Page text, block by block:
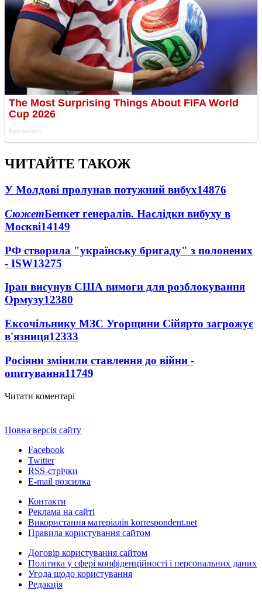
ЧИТАЙТЕ ТАКОЖ
У Молдові пролунав потужний вибух14876
СюжетБенкет генералів. Наслідки вибуху в
Москві14149
РФ створила "українську бригаду" з полонених
- ISW13275
Іран висунув США вимоги для розблокування
Ормузу12380
Ексочільнику МЗС Угорщини Сійярто загрожує
в'язниця12333
Росіяни змінили ставлення до війни -
опитування11749
Читати коментарі
Повна версія сайту
Facebook
Twitter
RSS-стрічки
E-mail розсилка
Контакти
Реклама на сайті
Використання матеріалів korrespondent.net
Правила користування сайтом
Договір користування сайтом
Політика у сфері конфіденційності і персональних даних
Угода щодо користування
Редакція